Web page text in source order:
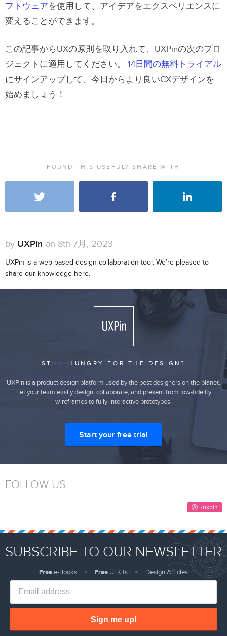
フトウェアを使用して、アイデアをエクスペリエンスに
変えることができます。
この記事からUXの原則を取り入れて、UXPinの次のプロ
ジェクトに適用してください。 14日間の無料トライアル
にサインアップして、今日からより良いCXデザインを
始めましょう！
FOUND THIS USEFUL? SHARE WITH
by UXPin on 8th 7月, 2023
UXPin is a web-based design collaboration tool. We’re pleased to
share our knowledge here.
STILL HUNGRY FOR THE DESIGN?
UXPin is a product design platform used by the best designers on the planet.
Let your team easily design, collaborate, and present from low-fidelity
wireframes to fully-interactive prototypes.
Start your free trial
FOLLOW US
SUBSCRIBE TO OUR NEWSLETTER
Freee-Books Free UI Kits Design Articles
Sign me up!